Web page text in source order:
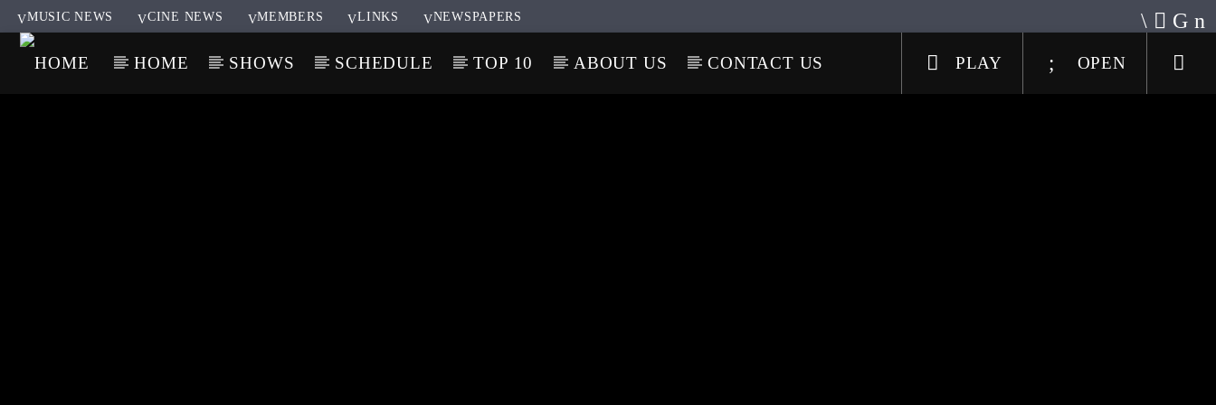
MUSIC NEWS CINE NEWS MEMBERS LINKS NEWSPAPERS
HOME SHOWS SCHEDULE TOP 10 ABOUT US CONTACT US OPEN
PLAY